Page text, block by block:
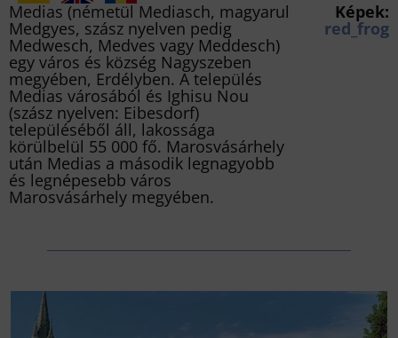
Medias (németül Mediasch, magyarul
Medgyes, szász nyelven pedig
Medwesch, Medves vagy Meddesch)
egy város és község Nagyszeben
megyében, Erdélyben. A település
Medias városából és Ighisu Nou
(szász nyelven: Eibesdorf)
településéből áll, lakossága
körülbelül 55 000 fő. Marosvásárhely
után Medias a második legnagyobb
és legnépesebb város
Marosvásárhely megyében.
Képek:
red_frog